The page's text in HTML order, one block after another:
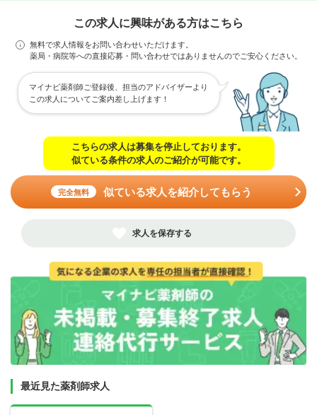
この求人に興味がある方はこちら
無料で求人情報をお問い合わせいただけます。
薬局・病院等への直接応募・問い合わせではありませんのでご安心ください。
マイナビ薬剤師ご登録後、担当のアドバイザーより
この求人についてご案内差し上げます！
こちらの求人は募集を停止しております。
似ている条件の求人のご紹介が可能です。
完全無料 似ている求人を紹介してもらう
求人を保存する
最近見た薬剤師求人